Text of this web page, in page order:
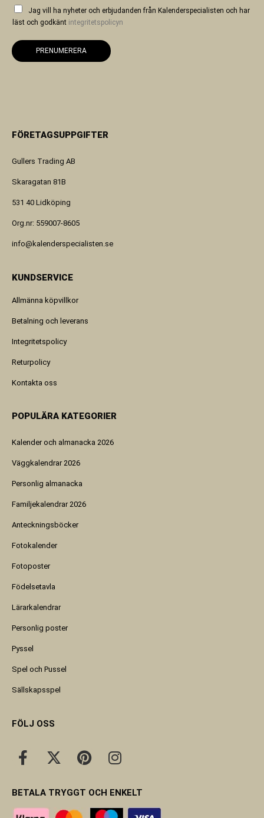
Jag vill ha nyheter och erbjudanden från Kalenderspecialisten och har
läst och godkänt integritetspolicyn
PRENUMERERA
FÖRETAGSUPPGIFTER
Gullers Trading AB
Skaragatan 81B
531 40 Lidköping
Org.nr: 559007-8605
info@kalenderspecialisten.se
KUNDSERVICE
Allmänna köpvillkor
Betalning och leverans
Integritetspolicy
Returpolicy
Kontakta oss
POPULÄRA KATEGORIER
Kalender och almanacka 2026
Väggkalendrar 2026
Personlig almanacka
Familjekalendrar 2026
Anteckningsböcker
Fotokalender
Fotoposter
Födelsetavla
Lärarkalendrar
Personlig poster
Pyssel
Spel och Pussel
Sällskapsspel
FÖLJ OSS
BETALA TRYGGT OCH ENKELT